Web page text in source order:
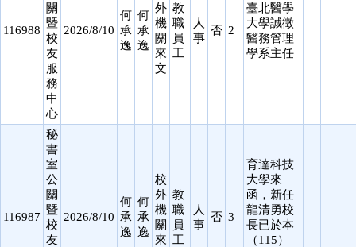
116988
關
暨
校
友
服
務
中
心
2026/8/10
何
承
逸
何
承
逸
外
機
關
來
文
教
職
員
工
人
事
否 2
臺北醫學
大學誠徵
醫務管理
學系主任
116987
秘
書
室
公
關
暨
校
友
2026/8/10
何
承
逸
何
承
逸
校
外
機
關
來
教
職
員
工
人
事
否 3
育達科技
大學來
函，新任
龍清勇校
長已於本
（115）